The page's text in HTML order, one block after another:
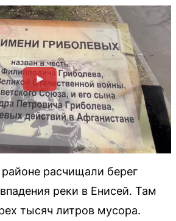
расчищали берег
реки в Енисей. Там
тысяч литров мусора.